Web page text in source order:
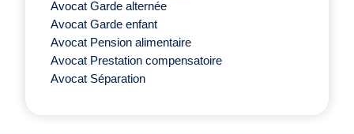
Avocat Garde alternée
Avocat Garde enfant
Avocat Pension alimentaire
Avocat Prestation compensatoire
Avocat Séparation